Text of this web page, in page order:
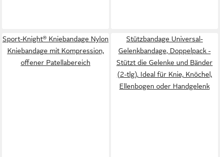
Sport-Knight® Kniebandage Nylon
Kniebandage mit Kompression,
offener Patellabereich
Stützbandage Universal-
Gelenkbandage, Doppelpack -
Stützt die Gelenke und Bänder
(2-tlg), Ideal für Knie, Knöchel,
Ellenbogen oder Handgelenk